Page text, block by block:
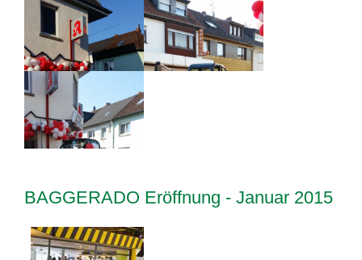
BAGGERADO Eröffnung - Januar 2015